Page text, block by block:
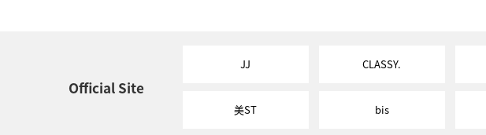
Official Site
JJ CLASSY.
美ST bis